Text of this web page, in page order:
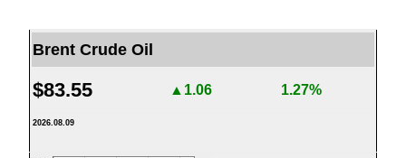
Brent Crude Oil
$83.55 ▲1.06 1.27%
2026.08.09